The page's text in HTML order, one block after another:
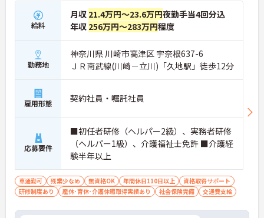
給料
月収 21.4万円～23.6万円夜勤手当4回分込
年収 256万円～283万円程度
勤務地
神奈川県 川崎市高津区 宇奈根637-6
ＪＲ南武線(川崎－立川)「久地駅」徒歩12分
雇用形態 契約社員・嘱託社員
応募要件
■初任者研修（ヘルパー2級）、実務者研修
（ヘルパー1級）、介護福祉士免許 ■介護経
験半年以上
車通勤可 残業少なめ 無資格OK 年間休日110日以上
資格取得サポート
研修制度あり
産休･育休･介護休暇取得実績あり 社会保険完備 交通費支給